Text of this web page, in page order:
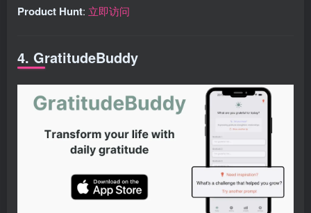
Product Hunt: 立即访问
4. GratitudeBuddy